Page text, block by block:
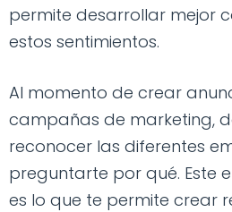
permite desarrollar mejor
estos sentimientos.
Al momento de crear
campañas de marketing,
reconocer las diferentes
preguntarte por qué. Este
es lo que te permite crear